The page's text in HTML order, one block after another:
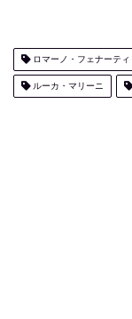
ロマーノ・フェナーティ
ルーカ・マリーニ